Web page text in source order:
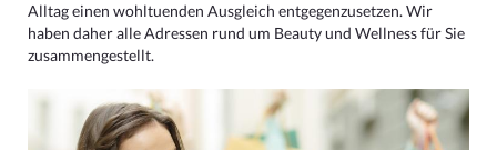
Alltag einen wohltuenden Ausgleich entgegenzusetzen. Wir
haben daher alle Adressen rund um Beauty und Wellness für Sie
zusammengestellt.